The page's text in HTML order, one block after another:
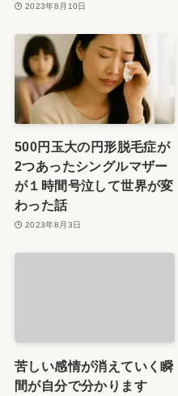
2023年8月10日
500円玉大の円形脱毛症が
2つあったシングルマザー
が１時間号泣して世界が変
わった話
2023年8月3日
苦しい感情が消えていく瞬
間が自分で分かります